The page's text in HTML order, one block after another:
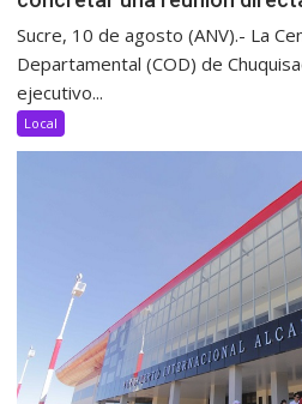
Sucre, 10 de agosto (ANV).- La
Departamental (COD) de
ejecutivo...
Local